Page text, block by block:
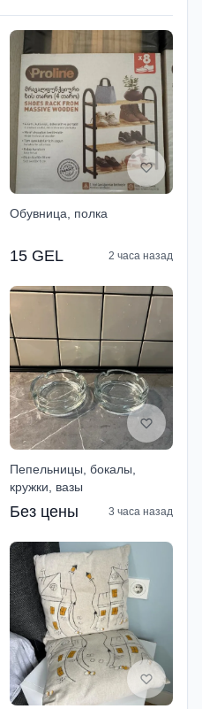
Обувница, полка
15 GEL 2 часа назад
Пепельницы, бокалы,
кружки, вазы
Без цены 3 часа назад